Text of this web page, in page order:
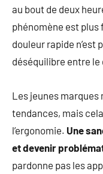
nous
insights
sur
la
et
au bout de deux
phénomène est plus
douleur rapide n’est
déséquilibre entre le
Les jeunes marques
tendances, mais
l’ergonomie. Une
et devenir
pardonne pas les